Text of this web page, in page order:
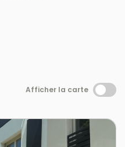
Afficher la carte